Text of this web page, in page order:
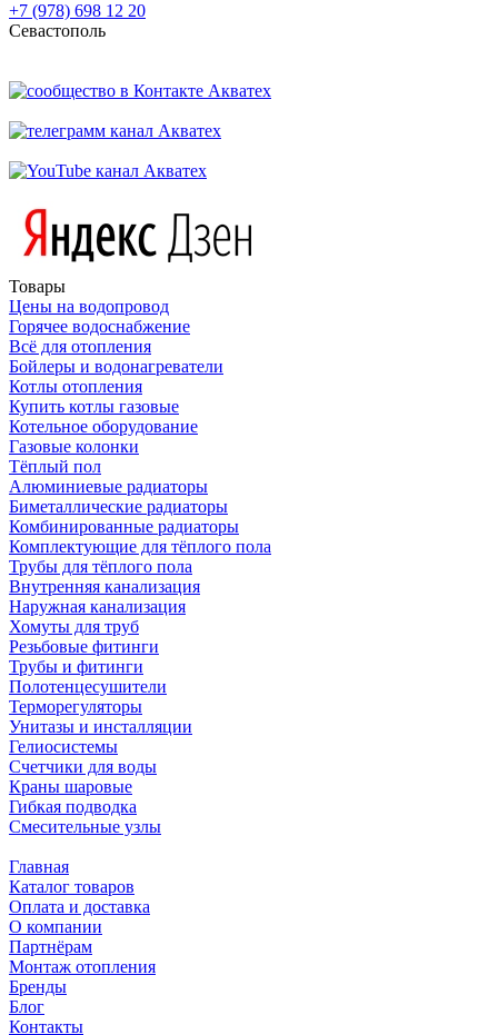
+7 (978) 698 12 20
Севастополь
Товары
Цены на водопровод
Горячее водоснабжение
Всё для отопления
Бойлеры и водонагреватели
Котлы отопления
Купить котлы газовые
Котельное оборудование
Газовые колонки
Тёплый пол
Алюминиевые радиаторы
Биметаллические радиаторы
Комбинированные радиаторы
Комплектующие для тёплого пола
Трубы для тёплого пола
Внутренняя канализация
Наружная канализация
Хомуты для труб
Резьбовые фитинги
Трубы и фитинги
Полотенцесушители
Терморегуляторы
Унитазы и инсталляции
Гелиосистемы
Счетчики для воды
Краны шаровые
Гибкая подводка
Смесительные узлы
Главная
Каталог товаров
Оплата и доставка
О компании
Партнёрам
Монтаж отопления
Бренды
Блог
Контакты